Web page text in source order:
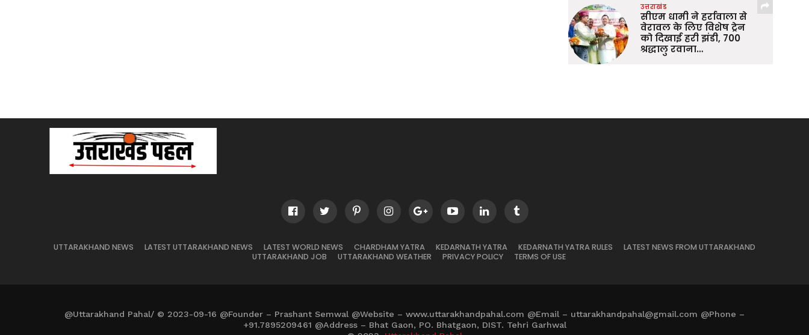
उत्तराखंड
सीएम धामी ने हर्रावाला से
वेरावल के लिए विशेष ट्रेन
को दिखाई हरी झंडी, 700
श्रद्धालु रवाना…
UTTARAKHAND NEWS LATEST UTTARAKHAND NEWS LATEST WORLD NEWS CHARDHAM YATRA KEDARNATH YATRA KEDARNATH YATRA RULES
LATEST NEWS FROM UTTARAKHAND
UTTARAKHAND JOB
UTTARAKHAND WEATHER PRIVACY POLICY TERMS OF USE
@Uttarakhand Pahal/ © 2023-09-16 @Founder – Prashant Semwal @Website – www.uttarakhandpahal.com @Email – uttarakhandpahal@gmail.com @Phone –
+91.7895209461 @Address – Bhat Gaon, PO. Bhatgaon, DIST. Tehri Garhwal